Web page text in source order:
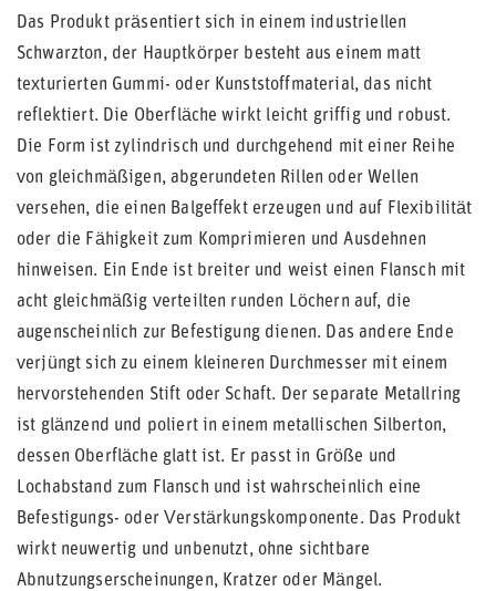
Das Produkt präsentiert sich in einem industriellen
Schwarzton, der Hauptkörper besteht aus einem matt
texturierten Gummi- oder Kunststoffmaterial, das nicht
reflektiert. Die Oberfläche wirkt leicht griffig und robust.
Die Form ist zylindrisch und durchgehend mit einer Reihe
von gleichmäßigen, abgerundeten Rillen oder Wellen
versehen, die einen Balgeffekt erzeugen und auf Flexibilität
oder die Fähigkeit zum Komprimieren und Ausdehnen
hinweisen. Ein Ende ist breiter und weist einen Flansch mit
acht gleichmäßig verteilten runden Löchern auf, die
augenscheinlich zur Befestigung dienen. Das andere Ende
verjüngt sich zu einem kleineren Durchmesser mit einem
hervorstehenden Stift oder Schaft. Der separate Metallring
ist glänzend und poliert in einem metallischen Silberton,
dessen Oberfläche glatt ist. Er passt in Größe und
Lochabstand zum Flansch und ist wahrscheinlich eine
Befestigungs- oder Verstärkungskomponente. Das Produkt
wirkt neuwertig und unbenutzt, ohne sichtbare
Abnutzungserscheinungen, Kratzer oder Mängel.